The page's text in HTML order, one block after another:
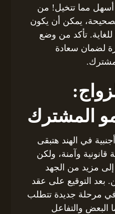
أسهل مما تتخيل! من
يمكن أن يكون
تأكد من وضع
لضمان سعادة
المشترك
في الهند هتبقى
وآمنة، ولكن
إلى مزيد من الجهد
بعد التوقيع على عقد
في مرحلة جديدة تتطلب
البعض والتفاعل